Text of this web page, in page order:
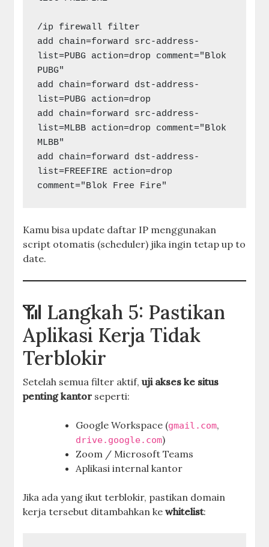
/ip firewall filter
add chain=forward src-address-
list=PUBG action=drop comment="Blok
PUBG"
add chain=forward dst-address-
list=PUBG action=drop
add chain=forward src-address-
list=MLBB action=drop comment="Blok
MLBB"
add chain=forward dst-address-
list=FREEFIRE action=drop
Kamu bisa update daftar IP menggunakan
script otomatis (scheduler) jika ingin tetap up to
date.
📶 Langkah 5: Pastikan
Aplikasi Kerja Tidak
Terblokir
Setelah semua filter aktif,uji akses ke situs
penting kantor seperti:
Google Workspace (gmail.com,
drive.google.com)
Zoom / Microsoft Teams
Aplikasi internal kantor
Jika ada yang ikut terblokir, pastikan domain
kerja tersebut ditambahkan kewhitelist: